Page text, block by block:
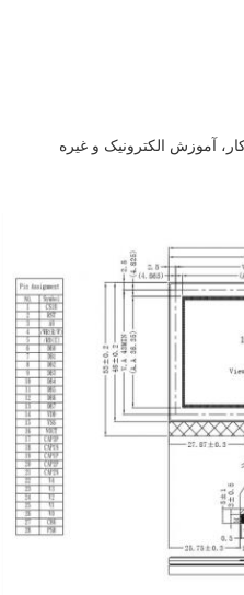
آموزش الکترونیک و غیره